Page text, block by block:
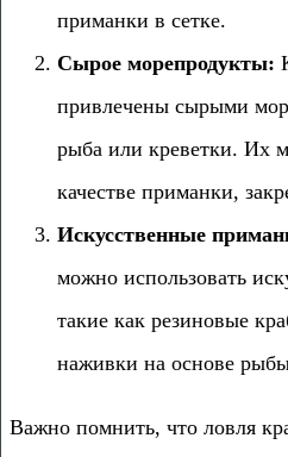
приманки в сетке.
Сырое морепродукты:
привлечены сырыми
рыба или креветки. Их
качестве приманки,
Искусственные
можно использовать
такие как резиновые
наживки на основе
Важно помнить, что ловля